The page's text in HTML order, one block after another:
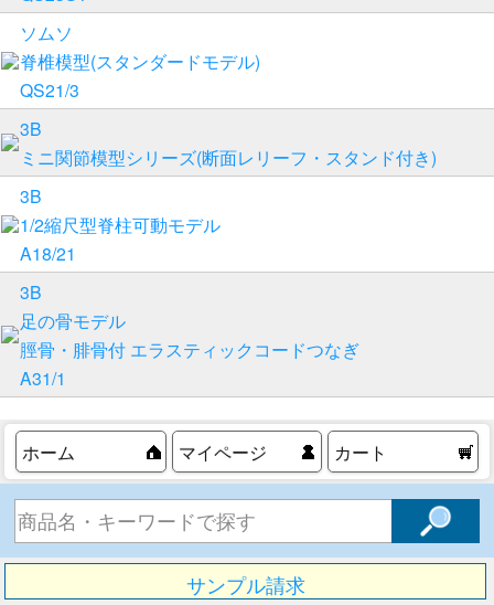
ソムソ
脊椎模型(スタンダードモデル)
QS21/3
3B
ミニ関節模型シリーズ(断面レリーフ・スタンド付き)
3B
1/2縮尺型脊柱可動モデル
A18/21
3B
足の骨モデル
脛骨・腓骨付 エラスティックコードつなぎ
A31/1
ホーム マイページ カート
サンプル請求